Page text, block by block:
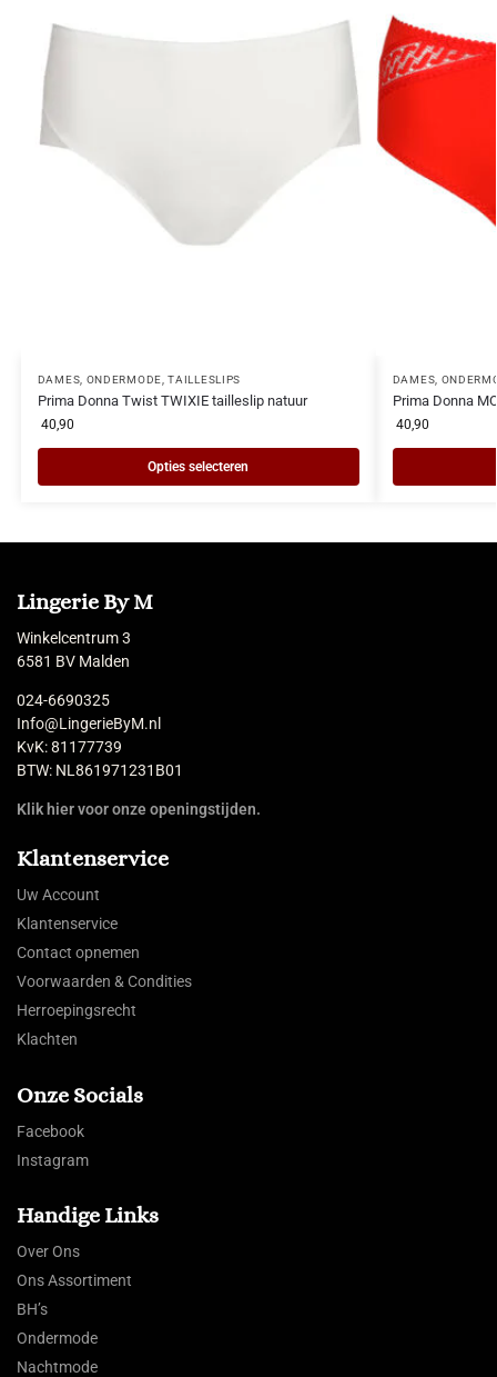
DAMES ONDERMODE ,TAILLESLIPS
Prima Donna Twist TWIXIE tailleslip natuur
40,90
Opties selecteren
DAMES
Prima Donna
40,90
Lingerie By M
Winkelcentrum 3
6581 BV Malden
024-6690325
Info@LingerieByM.nl
KvK: 81177739
BTW: NL861971231B01
Klik hier voor onze openingstijden.
Klantenservice
Uw Account
Klantenservice
Contact opnemen
Voorwaarden & Condities
Herroepingsrecht
Klachten
Onze Socials
Facebook
Instagram
Handige Links
Over Ons
Ons Assortiment
BH’s
Ondermode
Nachtmode